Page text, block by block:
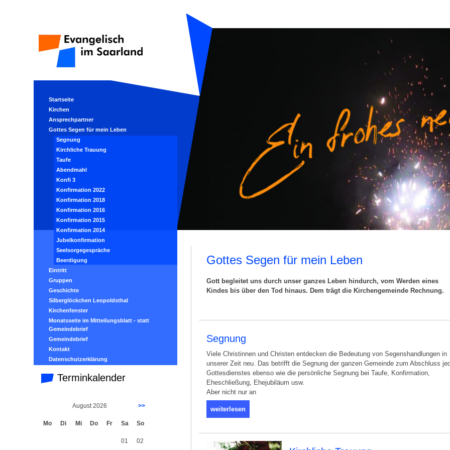
Startseite
Kirchen
Ansprechpartner
Gottes Segen für mein Leben
Segnung
Kirchliche Trauung
Taufe
Abendmahl
Konfi 3
Konfirmation 2022
Konfirmation 2018
Konfirmation 2016
Konfirmation 2015
Konfirmation 2014
Jubelkonfirmation
Seelsorgegespräche
Beerdigung
Eintritt
Gruppen
Geschichte
Silberglöckchen Leopoldsthal
Kirchenfenster
Monatsseite im Mitteilungsblatt - statt
Gemeindebrief
Gemeindebrief
Kontakt
Datenschutzerklärung
Terminkalender
August 2026 >>
Mo Di Mi Do Fr Sa So
01 02
Gottes Segen für mein Leben
Gott begleitet uns durch unser ganzes Leben hindurch, vom Werden eines
Kindes bis über den Tod hinaus. Dem trägt die Kirchengemeinde Rechnung.
Segnung
Viele Christinnen und Christen entdecken die Bedeutung von Segenshandlungen in
unserer Zeit neu. Das betrifft die Segnung der ganzen Gemeinde zum Abschluss
Gottesdienstes ebenso wie die persönliche Segnung bei Taufe, Konfirmation,
Eheschließung, Ehejubiläum usw.
Aber nicht nur an
weiterlesen